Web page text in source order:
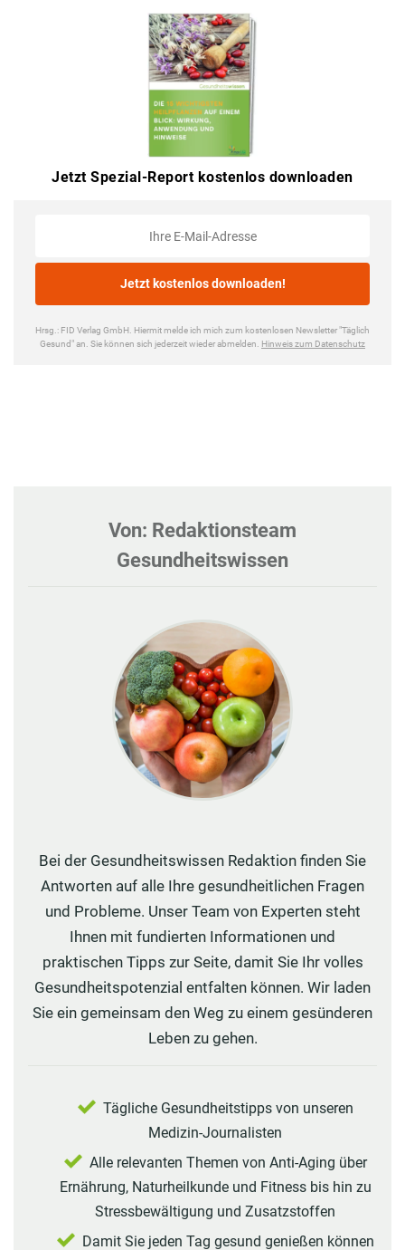
Von: Redaktionsteam
Gesundheitswissen
Bei der Gesundheitswissen Redaktion finden Sie
Antworten auf alle Ihre gesundheitlichen Fragen
und Probleme. Unser Team von Experten steht
Ihnen mit fundierten Informationen und
praktischen Tipps zur Seite, damit Sie Ihr volles
Gesundheitspotenzial entfalten können. Wir laden
Sie ein gemeinsam den Weg zu einem gesünderen
Leben zu gehen.
Tägliche Gesundheitstipps von unseren
Medizin-Journalisten
Alle relevanten Themen von Anti-Aging über
Ernährung, Naturheilkunde und Fitness bis hin zu
Stressbewältigung und Zusatzstoffen
Damit Sie jeden Tag gesund genießen können